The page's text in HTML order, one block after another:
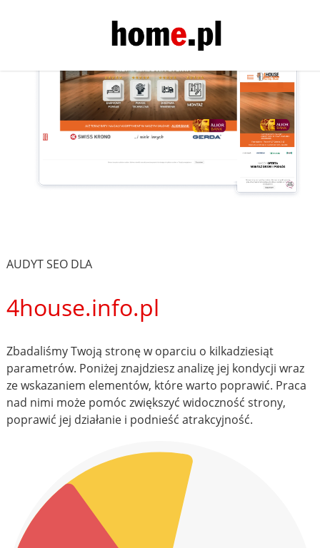
AUDYT SEO DLA
4house.info.pl
Zbadaliśmy Twoją stronę w oparciu o kilkadziesiąt
parametrów. Poniżej znajdziesz analizę jej kondycji wraz
ze wskazaniem elementów, które warto poprawić. Praca
nad nimi może pomóc zwiększyć widoczność strony,
poprawić jej działanie i podnieść atrakcyjność.